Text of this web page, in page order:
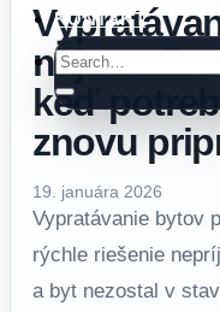
KONTAKT
keď
znovu
19. januára 2026
Vypratávanie bytov
rýchle riešenie
a byt nezostal v